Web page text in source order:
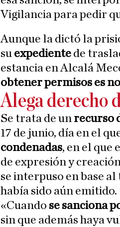
Vigilancia para pedir
Aunque la dictó la
su expediente de
estancia en Alcalá
obtener permisos es
Alega derecho
Se trata de un recurso
17 de junio, día en el
condenadas, en el que
de expresión y
se interpuso en base
había sido aún emitido.
«Cuando se sanciona
sin que además haya